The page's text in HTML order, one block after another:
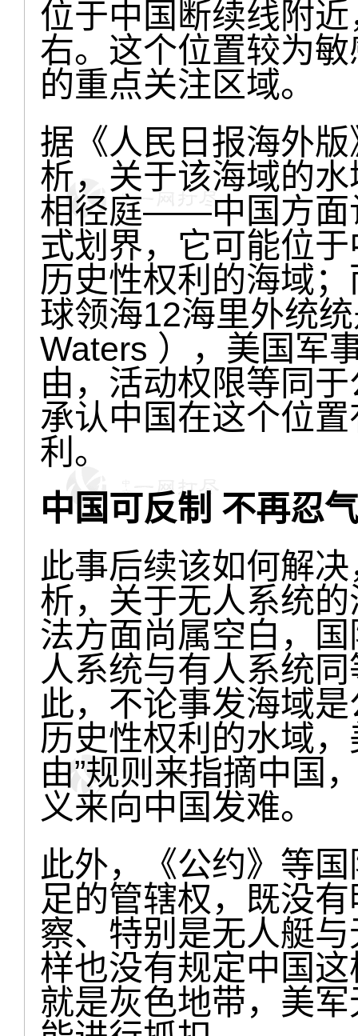
位于中国断续线附
右。这个位置较为敏
的重点关注区域。
据《人民日报海外版
析，关于该海域的
相径庭——中国方面
式划界，它可能位
历史性权利的海域
球领海12海里外统
Waters ），美国军
由，活动权限等同
承认中国在这个位
利。
中国可反制 不再忍
此事后续该如何解
析，关于无人系统
法方面尚属空白，
人系统与有人系统
此，不论事发海域
历史性权利的水域
由”规则来指摘中国
义来向中国发难。
此外，《公约》等
足的管辖权，既没
察、特别是无人艇
样也没有规定中国
就是灰色地带，美